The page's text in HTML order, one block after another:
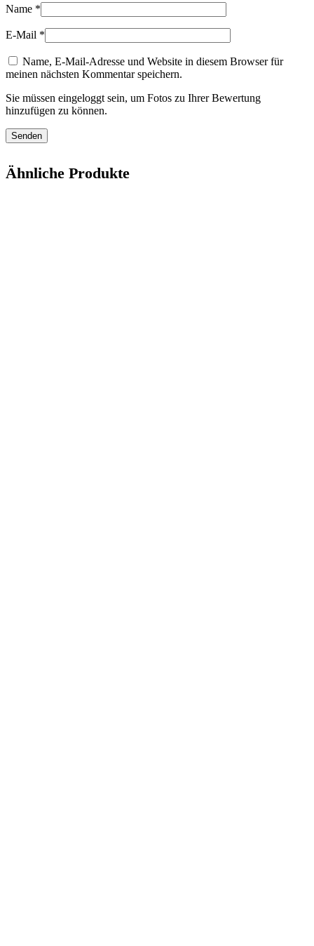
Name *
E-Mail *
Name, E-Mail-Adresse und Website in diesem Browser für
meinen nächsten Kommentar speichern.
Sie müssen eingeloggt sein, um Fotos zu Ihrer Bewertung
hinzufügen zu können.
Ähnliche Produkte